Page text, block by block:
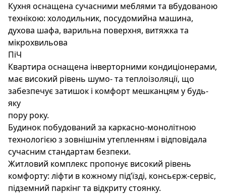
Кухня оснащена сучасними меблями та вбудованою
технікою: холодильник, посудомийна машина,
духова шафа, варильна поверхня, витяжка та
мікрохвильова
ПіЧ
Квартира оснащена інверторними кондиціонерами,
має високий рівень шумо- та теплоізоляції, що
забезпечує затишок і комфорт мешканцям у будь-
яку
пору року.
Будинок побудований за каркасно-монолітною
технологією з зовнішнім утепленням і відповідала
сучасним стандартам безпеки.
Житловий комплекс пропонує високий рівень
комфорту: ліфти в кожному підʼїзді, консьєрж-сервіс,
підземний паркінг та відкриту стоянку.